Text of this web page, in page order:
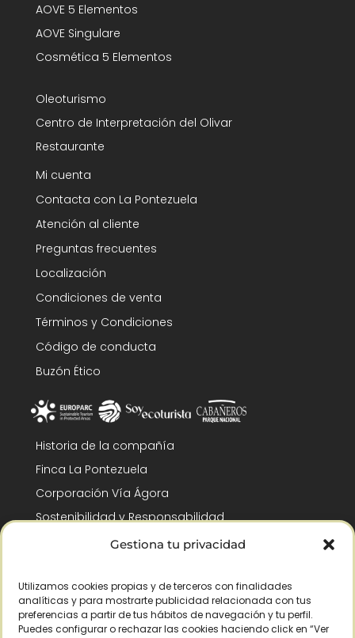
Gestiona tu privacidad
Utilizamos cookies propias y de terceros con finalidades
analíticas y para mostrarte publicidad relacionada con tus
preferencias a partir de tus hábitos de navegación y tu perfil.
Puedes configurar o rechazar las cookies haciendo click en “Ver
AOVE 5 Elementos
AOVE Singulare
Cosmética 5 Elementos
Oleoturismo
Centro de Interpretación del Olivar
Restaurante
Mi cuenta
Contacta con La Pontezuela
Atención al cliente
Preguntas frecuentes
Localización
Condiciones de venta
Términos y Condiciones
Código de conducta
Buzón Ético
Historia de la compañía
Finca La Pontezuela
Corporación Vía Ágora
Sostenibilidad y Responsabilidad
RSC y Fundación Gómez-Pintado
Reconocimientos